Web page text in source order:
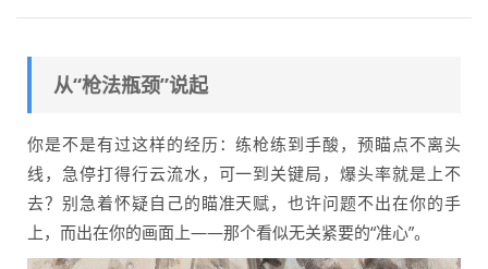
从“枪法瓶颈”说起
你是不是有过这样的经历：练枪练到手酸，预瞄点不离头
线，急停打得行云流水，可一到关键局，爆头率就是上不
去？别急着怀疑自己的瞄准天赋，也许问题不出在你的手
上，而出在你的画面上——那个看似无关紧要的“准心”。